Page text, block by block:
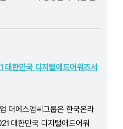
대한민국 디지털애드어워즈서
더에스엠씨그룹은 한국온라
대한민국 디지털애드어워